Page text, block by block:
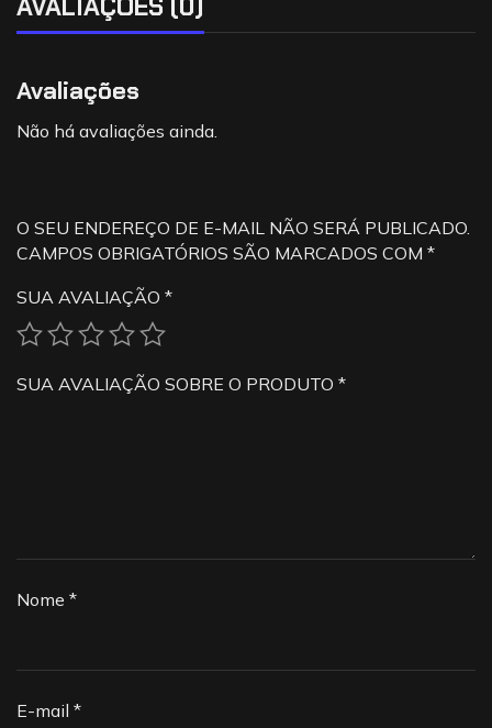
Avaliações
Não há avaliações ainda.
O SEU ENDEREÇO DE E-MAIL NÃO SERÁ PUBLICADO.
CAMPOS OBRIGATÓRIOS SÃO MARCADOS COM *
SUA AVALIAÇÃO *
SUA AVALIAÇÃO SOBRE O PRODUTO *
Nome *
E-mail *